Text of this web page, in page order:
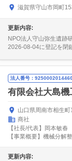
滋賀県守山市岡町
更新内容:
NPO法人守山弥生遺跡
2026-08-04に登記を閉
法人番号：
有限会社大島機
山口県周南市相生
商社
【社長/代表】岡本敏春
【事業概要】機械分解
更新内容: